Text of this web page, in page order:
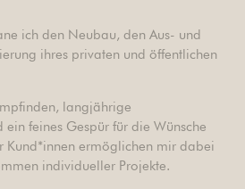
ich den Neubau, den Aus- und
ihres privaten und öffentlichen
langjährige
ein feines Gespür für die Wünsche
Kund*innen ermöglichen mir dabei
individueller Projekte.